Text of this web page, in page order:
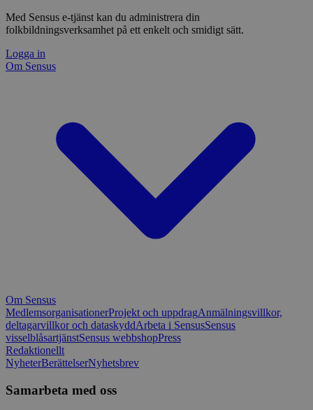
Med Sensus e-tjänst kan du administrera din
folkbildningsverksamhet på ett enkelt och smidigt sätt.
Logga in
Om Sensus
Om Sensus
MedlemsorganisationerProjekt och uppdragAnmälningsvillkor,
deltagarvillkor och dataskyddArbeta i SensusSensus
visselblåsartjänstSensus webbshopPress
Redaktionellt
NyheterBerättelserNyhetsbrev
Samarbeta med oss